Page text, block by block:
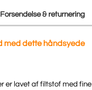
Forsendelse & returnering
med dette håndsyede
er lavet af filtstof med fine